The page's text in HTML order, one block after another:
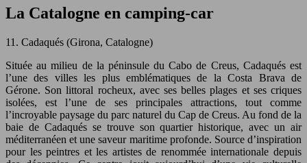
La Catalogne en camping-car
11. Cadaqués (Girona, Catalogne)
Située au milieu de la péninsule du Cabo de Creus, Cadaqués est
l’une des villes les plus emblématiques de la Costa Brava de
Gérone. Son littoral rocheux, avec ses belles plages et ses criques
isolées, est l’une de ses principales attractions, tout comme
l’incroyable paysage du parc naturel du Cap de Creus. Au fond de la
baie de Cadaqués se trouve son quartier historique, avec un air
méditerranéen et une saveur maritime profonde. Source d’inspiration
pour les peintres et les artistes de renommée internationale depuis